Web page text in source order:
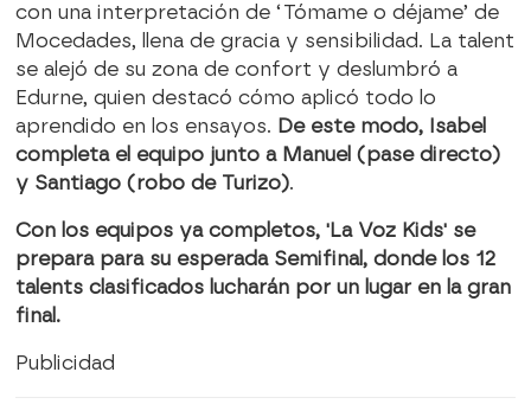
con una interpretación de ‘Tómame o déjame’ de
Mocedades, llena de gracia y sensibilidad. La talent
se alejó de su zona de confort y deslumbró a
Edurne, quien destacó cómo aplicó todo lo
aprendido en los ensayos. De este modo, Isabel
completa el equipo junto a Manuel (pase directo)
y Santiago (robo de Turizo).
Con los equipos ya completos, 'La Voz Kids' se
prepara para su esperada Semifinal, donde los 12
talents clasificados lucharán por un lugar en la gran
final.
Publicidad